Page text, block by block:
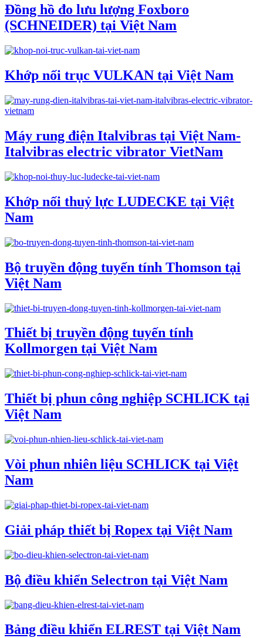
Đồng hồ đo lưu lượng Foxboro
(SCHNEIDER) tại Việt Nam
Khớp nối trục VULKAN tại Việt Nam
Máy rung điện Italvibras tại Việt Nam-
Italvibras electric vibrator VietNam
Khớp nối thuỷ lực LUDECKE tại Việt
Nam
Bộ truyền động tuyến tính Thomson tại
Việt Nam
Thiết bị truyền động tuyến tính
Kollmorgen tại Việt Nam
Thiết bị phun công nghiệp SCHLICK tại
Việt Nam
Vòi phun nhiên liệu SCHLICK tại Việt
Nam
Giải pháp thiết bị Ropex tại Việt Nam
Bộ điều khiển Selectron tại Việt Nam
Bảng điều khiển ELREST tại Việt Nam